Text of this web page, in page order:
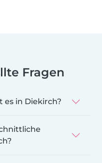
Fragen
es in Diekirch?